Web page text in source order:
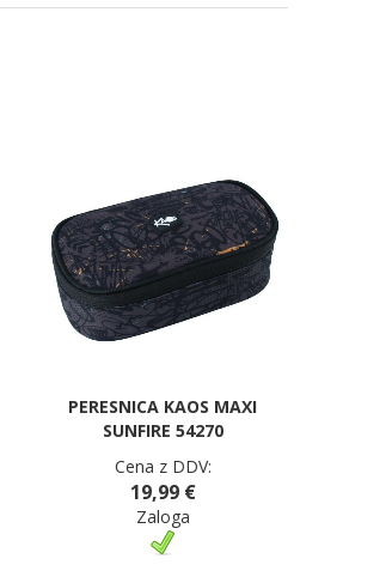
PERESNICA KAOS MAXI
SUNFIRE 54270
Cena z DDV:
19,99 €
Zaloga